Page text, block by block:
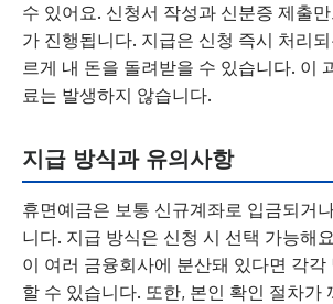
수 있어요. 신청서 작성과 신분증 제출
가 진행됩니다. 지급은 신청 즉시 처리
르게 내 돈을 돌려받을 수 있습니다. 이
료는 발생하지 않습니다.
지급 방식과 유의사항
휴면예금은 보통 신규계좌로 입금되거
니다. 지급 방식은 신청 시 선택 가능해
이 여러 금융회사에 분산돼 있다면 각
할 수 있습니다. 또한, 본인 확인 절차가